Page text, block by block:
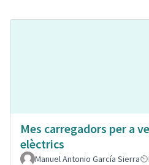
Mes carregadors per a
elèctrics
Manuel Antonio García Sierra